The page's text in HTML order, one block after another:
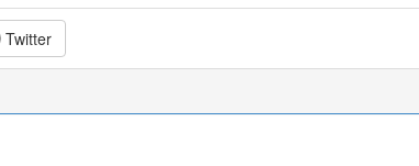
Twitter